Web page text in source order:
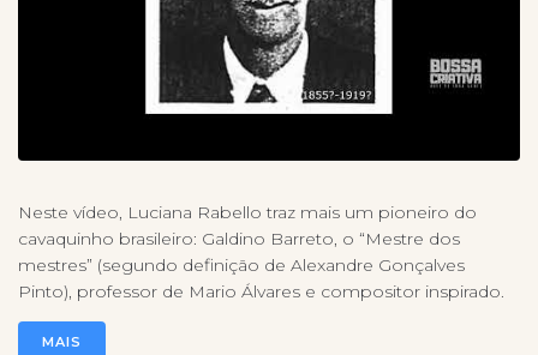
Neste vídeo, Luciana Rabello traz mais um pioneiro do
cavaquinho brasileiro: Galdino Barreto, o “Mestre dos
mestres” (segundo definição de Alexandre Gonçalves
Pinto), professor de Mario Álvares e compositor inspirado.
MAIS